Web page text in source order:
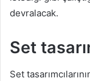
devralacak.
Set
Set